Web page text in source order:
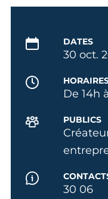
DATES
30 oct.
De 14h
PUBLICS
30 06